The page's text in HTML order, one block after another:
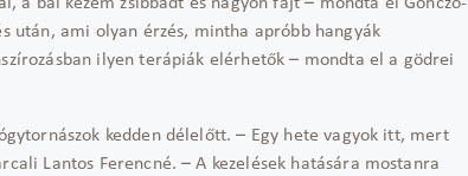
után, ami olyan érzés, mintha apróbb hangyák
ilyen terápiák elérhetők – mondta el a gödrei
kedden délelőtt. – Egy hete vagyok itt, mert
Lantos Ferencné. – A kezelések hatására mostanra